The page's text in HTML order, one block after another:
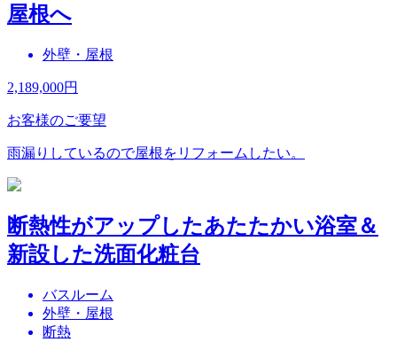
屋根へ
外壁・屋根
2,189,000円
お客様のご要望
雨漏りしているので屋根をリフォームしたい。
断熱性がアップしたあたたかい浴室＆
新設した洗面化粧台
バスルーム
外壁・屋根
断熱